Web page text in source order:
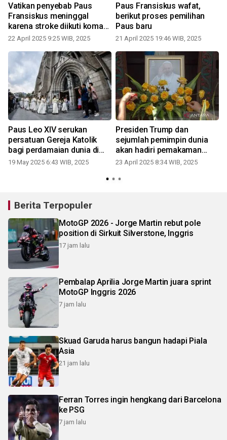
Vatikan penyebab Paus
Fransiskus meninggal
karena stroke diikuti koma
dan gagal jantung
22 April 2025 9:25 WIB, 2025
Paus Fransiskus wafat,
berikut proses pemilihan
Paus baru
21 April 2025 19:46 WIB, 2025
Paus Leo XIV serukan
persatuan Gereja Katolik
bagi perdamaian dunia di
misa pelantikannya
19 May 2025 6:43 WIB, 2025
Presiden Trump dan
sejumlah pemimpin dunia
akan hadiri pemakaman
Paus di Vatikan, Sabtu
23 April 2025 8:34 WIB, 2025
Berita Terpopuler
MotoGP 2026 - Jorge Martin rebut pole
position di Sirkuit Silverstone, Inggris
17 jam lalu
Pembalap Aprilia Jorge Martin juara sprint
MotoGP Inggris 2026
7 jam lalu
Skuad Garuda harus bangun hadapi Piala
Asia
21 jam lalu
Ferran Torres ingin hengkang dari Barcelona
ke PSG
7 jam lalu